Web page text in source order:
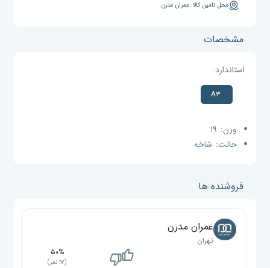
محل تامین کالا: عمران مدرن
مشخصات
استاندارد:
A۳
وزن: ۱۹
حالت: شاخه
فروشنده ها
عمران مدرن
تهران
۵۰%
(۱۱۲ نفر)